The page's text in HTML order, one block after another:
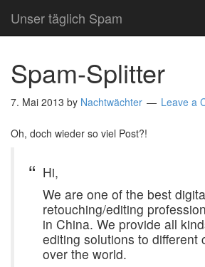
Unser täglich Spam
Spam-Splitter
7. Mai 2013 by Nachtwächter Leave a
Oh, doch wieder so viel Post?!
Hi,
We are one of the best
retouching/editing
in China. We provide all
editing solutions to different
over the world.